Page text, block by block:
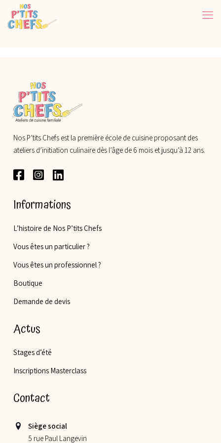
Nos P’tits Chefs est la première école de cuisine proposant des
ateliers d’initiation culinaire dès l’âge de 6 mois et jusqu’à 12 ans.
Informations
L’histoire de Nos P’tits Chefs
Vous êtes un particulier ?
Vous êtes un professionnel ?
Boutique
Demande de devis
Actus
Stages d’été
Inscriptions Masterclass
Contact
Siège social
5 rue Paul Langevin